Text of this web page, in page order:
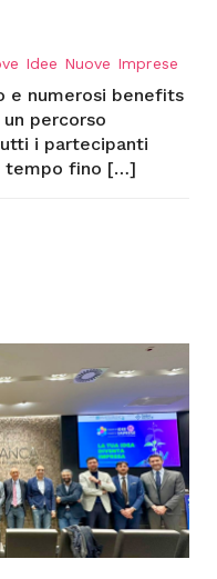
Idee Nuove Imprese
e numerosi benefits
percorso
i partecipanti
tempo fino […]